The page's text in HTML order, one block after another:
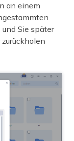
an einem
Sie später